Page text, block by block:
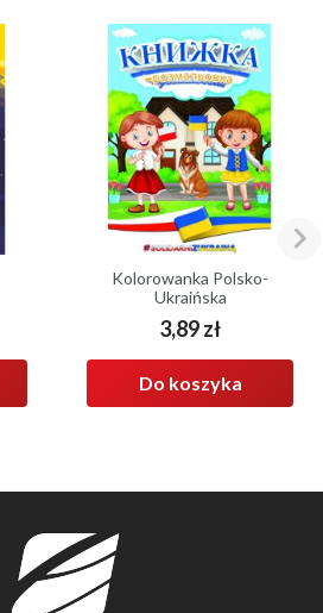
Kolorowanka Polsko-
Ukraińska
Cena
3,89 zł
Do koszyka
